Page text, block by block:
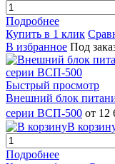
Подробнее
Купить в 1 клик
В избранное Под
Быстрый просмотр
Внешний блок
серии ВСП-500 от 12
В
Подробнее